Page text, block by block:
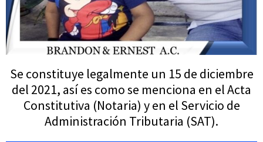
Se constituye legalmente un 15 de diciembre
del 2021, así es como se menciona en el Acta
Constitutiva (Notaria) y en el Servicio de
Administración Tributaria (SAT).